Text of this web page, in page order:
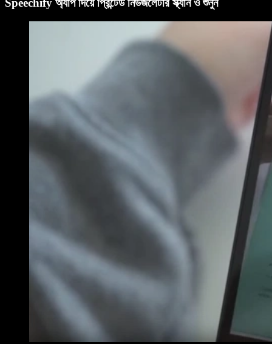
Speechify অ্যাপ দিয়ে প্রিন্টেড নিউজলেটার স্ক্যান ও শুনুন